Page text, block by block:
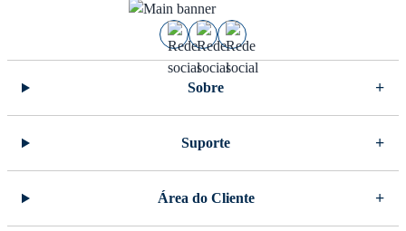
Sobre
Suporte
Área do Cliente